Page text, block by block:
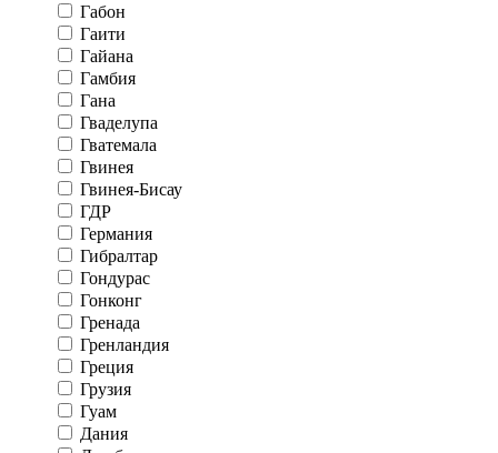
Габон
Гаити
Гайана
Гамбия
Гана
Гваделупа
Гватемала
Гвинея
Гвинея-Бисау
ГДР
Германия
Гибралтар
Гондурас
Гонконг
Гренада
Гренландия
Греция
Грузия
Гуам
Дания